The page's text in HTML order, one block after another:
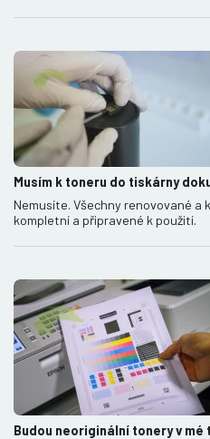
Musím k toneru do tiskárny
Nemusíte. Všechny renovované
kompletní a připravené k použití.
Budou neoriginální tonery v